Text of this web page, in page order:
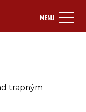
MENU
trapným